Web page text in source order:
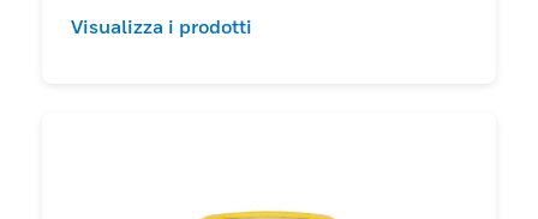
Visualizza i prodotti